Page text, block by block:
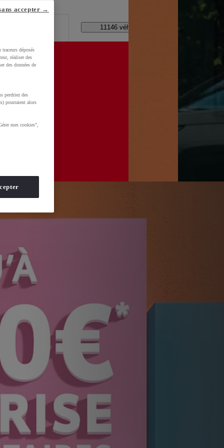
?
11146 véhicules disponibles
déposés
réaliser des
des données de
perdriez des
pourraient alors
mes cookies",
accepter →